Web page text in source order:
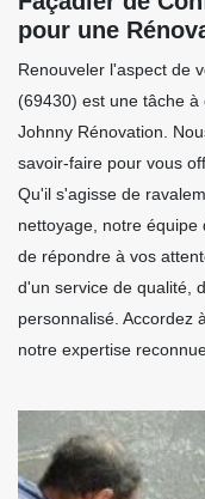
pour une
Renouveler l'aspect de
(69430) est une tâche
Johnny Rénovation.
savoir-faire pour vous
Qu'il s'agisse de
nettoyage, notre
de répondre à vos
d'un service de qualité,
personnalisé. Accordez
notre expertise